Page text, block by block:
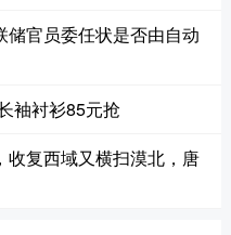
储官员委任状是否由自动
袖衬衫85元抢
收复西域又横扫漠北，唐